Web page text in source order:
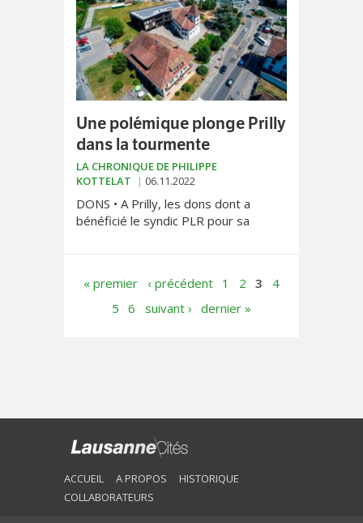
Une polémique plonge Prilly
dans la tourmente
LA CHRONIQUE DE PHILIPPE
KOTTELAT
06.11.2022
DONS • A Prilly, les dons dont a
bénéficié le syndic PLR pour sa
« premier ‹ précédent 1 2 3
4
5
6 suivant › dernier »
ACCUEIL A PROPOS
HISTORIQUE
COLLABORATEURS